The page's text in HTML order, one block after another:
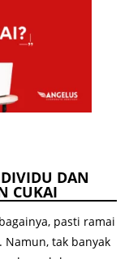
DAN
CUKAI
pasti ramai
tak banyak